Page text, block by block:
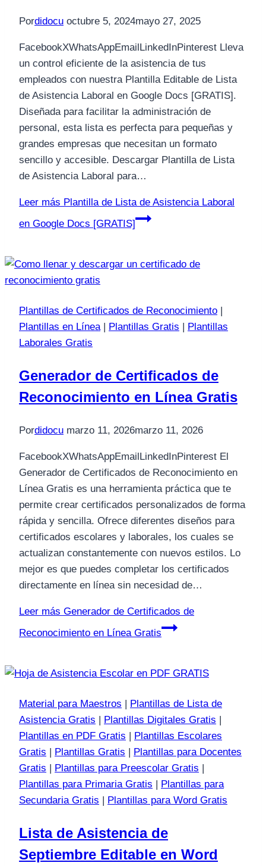
Pordidocu octubre 5, 2024mayo 27, 2025
FacebookXWhatsAppEmailLinkedInPinterest Lleva
un control eficiente de la asistencia de tus
empleados con nuestra Plantilla Editable de Lista
de Asistencia Laboral en Google Docs [GRATIS].
Diseñada para facilitar la administración de
personal, esta lista es perfecta para pequeñas y
grandes empresas que necesitan un formato
sencillo y accesible. Descargar Plantilla de Lista
de Asistencia Laboral para…
Leer más Plantilla de Lista de Asistencia Laboral
en Google Docs [GRATIS]
Plantillas de Certificados de Reconocimiento |
Plantillas en Línea| Plantillas Gratis | Plantillas
Laborales Gratis
Generador de Certificados de
Reconocimiento en Línea Gratis
Pordidocu marzo 11, 2026marzo 11, 2026
FacebookXWhatsAppEmailLinkedInPinterest El
Generador de Certificados de Reconocimiento en
Línea Gratis es una herramienta práctica que te
permite crear certificados personalizados de forma
rápida y sencilla. Ofrece diferentes diseños para
certificados escolares y laborales, los cuales se
actualizan constantemente con nuevos estilos. Lo
mejor es que puedes completar los certificados
directamente en línea sin necesidad de…
Leer más Generador de Certificados de
Reconocimiento en Línea Gratis
Material para Maestros | Plantillas de Lista de
Asistencia Gratis | Plantillas Digitales Gratis |
Plantillas en PDF Gratis | Plantillas Escolares
Gratis | Plantillas Gratis | Plantillas para Docentes
Gratis | Plantillas para Preescolar Gratis |
Plantillas para Primaria Gratis | Plantillas para
Secundaria Gratis | Plantillas para Word Gratis
Lista de Asistencia de
Septiembre Editable en Word